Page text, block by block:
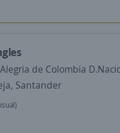
de Colombia
Santander